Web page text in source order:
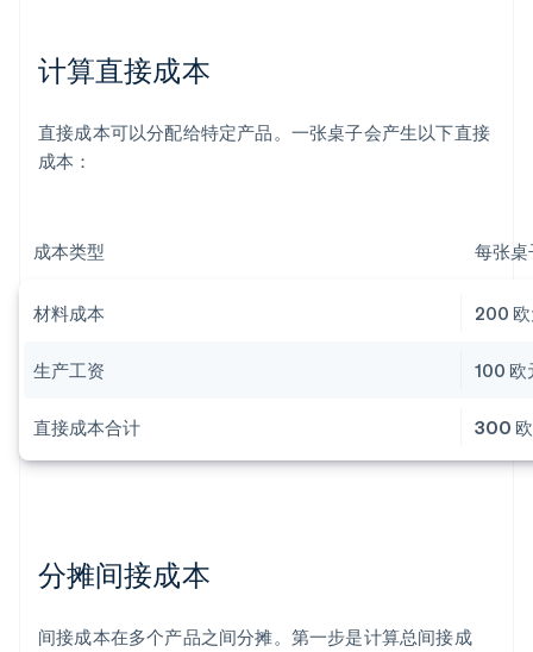
计算直接成本
直接成本可以分配给特定产品。一张桌子会产生以下直接
成本：
成本类型 每张
材料成本 200
生产工资 100 欧
直接成本合计 300
分摊间接成本
间接成本在多个产品之间分摊。第一步是计算总间接成